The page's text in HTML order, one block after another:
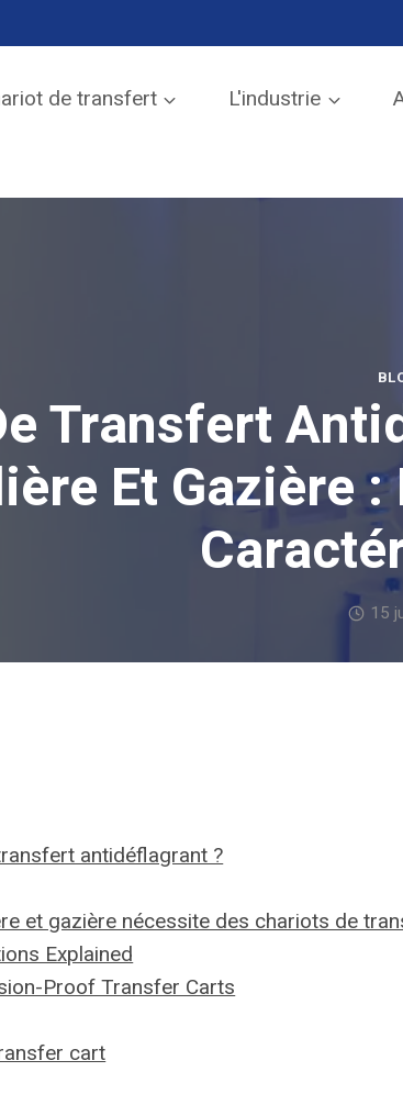
de transfert L'industrie
Transfert
Et Gazière
15
antidéflagrant ?
et gazière nécessite des chariots de
Explained
Proof Transfer Carts
cart